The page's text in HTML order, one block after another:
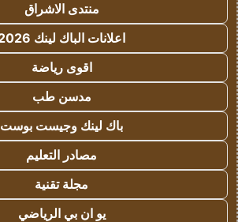
منتدى الاشراق
اعلانات الباك لينك 2026
اقوى رياضة
مدسن طب
باك لينك وجيست بوست
مصادر التعليم
مجلة تقنية
يو ان بي الرياضي